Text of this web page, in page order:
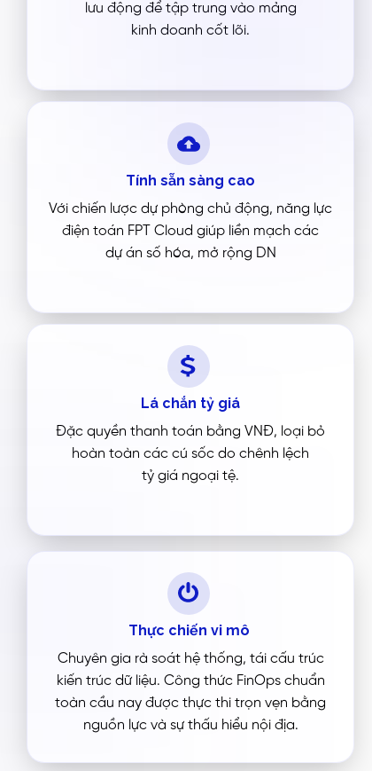
lưu động để tập trung vào mảng
kinh doanh cốt lõi.
Tính sẵn sàng cao
Với chiến lược dự phòng chủ động, năng lực
điện toán FPT Cloud giúp liền mạch các
dự án số hóa, mở rộng DN
Lá chắn tỷ giá
Đặc quyền thanh toán bằng VNĐ, loại bỏ
hoàn toàn các cú sốc do chênh lệch
tỷ giá ngoại tệ.
Thực chiến vi mô
Chuyên gia rà soát hệ thống, tái cấu trúc
kiến trúc dữ liệu. Công thức FinOps chuẩn
toàn cầu nay được thực thi trọn vẹn bằng
nguồn lực và sự thấu hiểu nội địa.